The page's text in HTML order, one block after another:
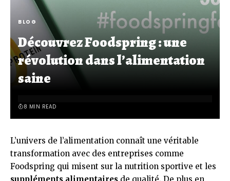
BLOG
Découvrez Foodspring : une
révolution dans l’alimentation
saine
8 MIN READ
L’univers de l’alimentation connaît une véritable
transformation avec des entreprises comme
Foodspring qui misent sur la nutrition sportive et les